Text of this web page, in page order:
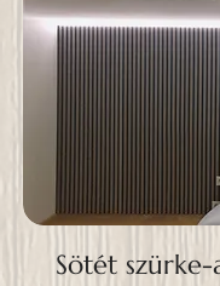
Sötét szürke-